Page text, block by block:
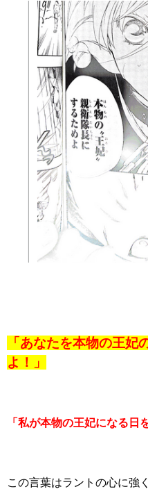
「あなたを本物の王妃
よ！」
「私が本物の王妃になる日
この言葉はラントの心に強